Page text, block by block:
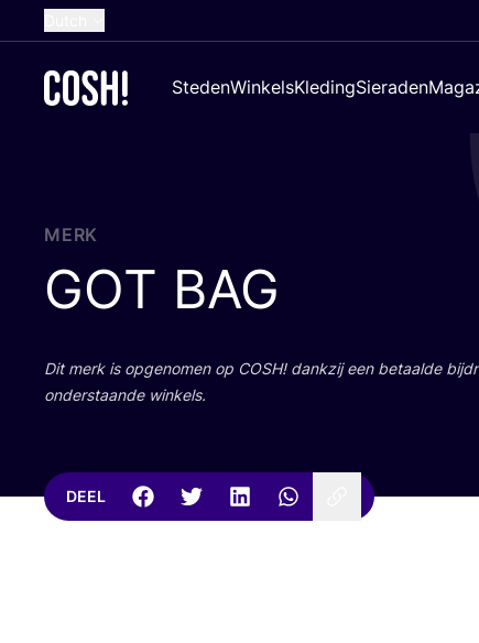
French
Croatian
StedenWinkelsKledingSieraden
MERK
GOT BAG
Dit merk is opge­no­men op COSH! dank­zij een betaal­de
onder­staan­de winkels.
DEEL